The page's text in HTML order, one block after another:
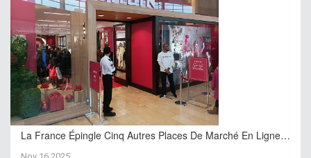
La France Épingle Cinq Autres Places De Marché En Ligne…